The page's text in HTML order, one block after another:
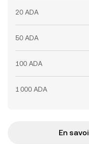
20 ADA
50 ADA
100 ADA
1 000 ADA
En